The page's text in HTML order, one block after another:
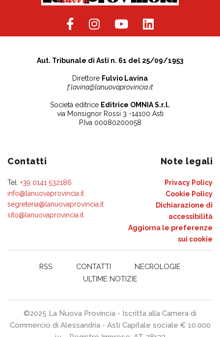
Aut. Tribunale di Asti n. 61 del 25/09/1953
Direttore Fulvio Lavina
f.lavina@lanuovaprovincia.it
Società editrice Editrice OMNIA S.r.l.
via Monsignor Rossi 3 -14100 Asti
P.Iva 00080200058
Contatti
Tel: +39 0141 532186
info@lanuovaprovincia.it
segreteria@lanuovaprovincia.it
sito@lanuovaprovincia.it
Note legali
Privacy Policy
Cookie Policy
Dichiarazione di
accessibilità
Aggiorna le preferenze
sui cookie
RSS CONTATTI
NECROLOGIE
ULTIME NOTIZIE
©2025 La Nuova Provincia - Iscritta alla Camera di
Commercio di Alessandria - Asti Capitale sociale € 10.000